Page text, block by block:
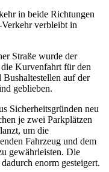
in beide Richtungen
verbleibt in
Straße wurde der
Kurvenfahrt für den
auf der
geblieben.
Sicherheitsgründen neu
je zwei Parkplätzen
um die
Fahrzeug und dem
gewährleisten. Die
enorm gesteigert.